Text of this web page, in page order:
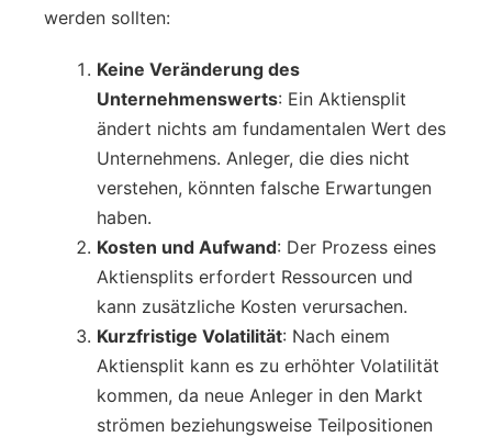
werden sollten:
Keine Veränderung des
Unternehmenswerts: Ein Aktiensplit
ändert nichts am fundamentalen Wert des
Unternehmens. Anleger, die dies nicht
verstehen, könnten falsche Erwartungen
haben.
Kosten und Aufwand: Der Prozess eines
Aktiensplits erfordert Ressourcen und
kann zusätzliche Kosten verursachen.
Kurzfristige Volatilität: Nach einem
Aktiensplit kann es zu erhöhter Volatilität
kommen, da neue Anleger in den Markt
strömen beziehungsweise Teilpositionen